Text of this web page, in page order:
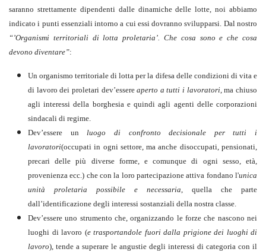
saranno strettamente dipendenti dalle dinamiche delle lotte, noi abbiamo
indicato i punti essenziali intorno a cui essi dovranno svilupparsi. Dal nostro
“’Organismi territoriali di lotta proletaria’. Che cosa sono e che cosa
devono diventare”:
Un organismo territoriale di lotta per la difesa delle condizioni di vita e
di lavoro dei proletari dev’essereaperto a tutti i lavoratori, ma chiuso
agli interessi della borghesia e quindi agli agenti delle corporazioni
sindacali di regime.
Dev’essere unluogo di confronto decisionale per tutti i
lavoratori(occupati in ogni settore, ma anche disoccupati, pensionati,
precari delle più diverse forme, e comunque di ogni sesso, età,
provenienza ecc.) che con la loro partecipazione attiva fondano l'unica
unità proletaria possibile e necessaria, quella che parte
dall’identificazione degli interessi sostanziali della nostra classe.
Dev’essere uno strumento che, organizzando le forze che nascono nei
luoghi di lavoro (e trasportandole fuori dalla prigione dei luoghi di
lavoro), tende a superare le angustie degli interessi di categoria con il